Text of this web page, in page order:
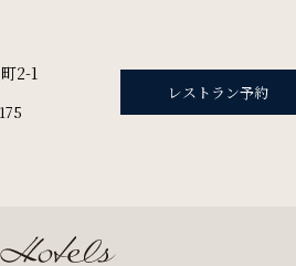
2-1
レストラン予約